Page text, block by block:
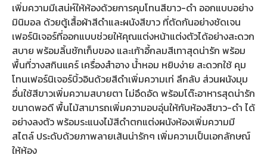
เพิ่มความมีเสน่ห์ให้ห้องด้วยการคุมโทนสีขาว-ดำ ออกแบบอย่าง
มินิมอล ด้วยตู้เสื้อผ้าสีดำและผนังสีขาว ที่ตัดกันอย่างชัดเจน
เฟอร์นิเจอร์ที่ออกแบบช่วยให้คุณแต่งหน้าแต่งตัวได้อย่างสะดวก
สบาย พร้อมลิ้นชักเก็บของ และเก้าอี้กลมสีเทาสุดน่ารัก พร้อม
พื้นที่วางสกินแคร์ เครื่องสำอาง น้ำหอม หยิบง่าย สะดวกใช้ คุม
โทนเฟอร์นิเจอร์บิ้วอินด้วยสีดำเพิ่มความเท่ ลึกลับ ส่วนผนังมุม
อื่นใช้สีขาวเพิ่มความสบายตา ไม่อึดอัด พร้อมโต๊ะอาหารสุดน่ารัก
ขนาดพอดี พื้นไม้สามารถเพิ่มความอบอุ่นให้กับห้องสีขาว-ดำ ได้
อย่างลงตัว พร้อมระแนงไม้สีดำตกแต่งผนังห้องเพิ่มความมี
สไตล์ ประดับด้วยภาพลายเส้นน่ารักๆ เพิ่มความเป็นเอกลักษณ์
ให้ห้อง